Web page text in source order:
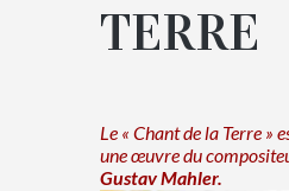
TERRE
Le « Chant de la Terre »
une œuvre du
Gustav Mahler.